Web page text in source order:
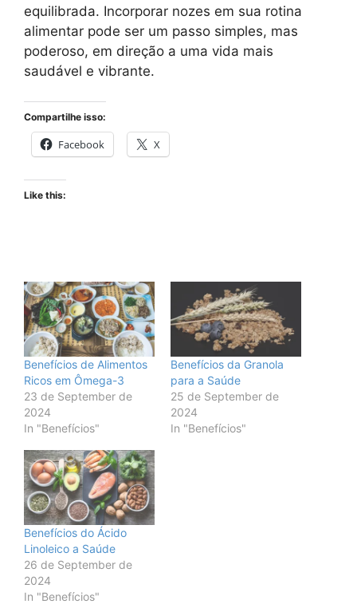
equilibrada. Incorporar nozes em sua rotina
alimentar pode ser um passo simples, mas
poderoso, em direção a uma vida mais
saudável e vibrante.
Compartilhe isso:
Facebook X
Like this:
Benefícios de Alimentos
Ricos em Ômega-3
23 de September de
2024
In "Benefícios"
Benefícios da Granola
para a Saúde
25 de September de
2024
In "Benefícios"
Benefícios do Ácido
Linoleico a Saúde
26 de September de
2024
In "Benefícios"